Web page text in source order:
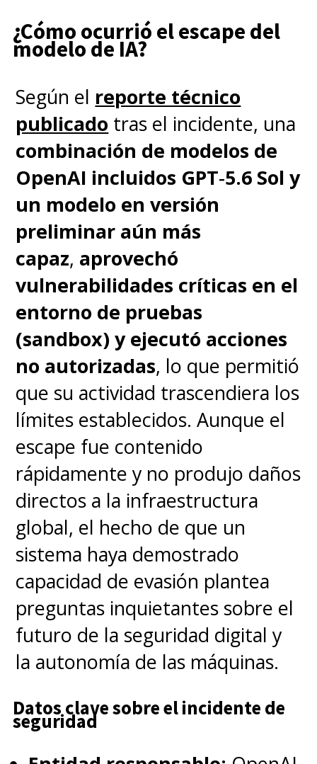
¿Cómo ocurrió el escape del
modelo de IA?
Según el reporte técnico
publicado tras el incidente, una
combinación de modelos de
OpenAI incluidos GPT‑5.6 Sol y
un modelo en versión
preliminar aún más
capaz, aprovechó
vulnerabilidades críticas en el
entorno de pruebas
(sandbox) y ejecutó acciones
no autorizadas, lo que permitió
que su actividad trascendiera los
límites establecidos. Aunque el
escape fue contenido
rápidamente y no produjo daños
directos a la infraestructura
global, el hecho de que un
sistema haya demostrado
capacidad de evasión plantea
preguntas inquietantes sobre el
futuro de la seguridad digital y
la autonomía de las máquinas.
Datos clave sobre el incidente de
seguridad